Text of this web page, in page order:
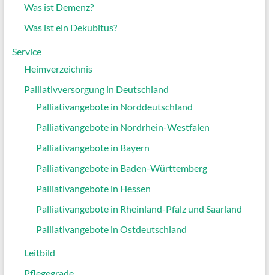
Was ist Demenz?
Was ist ein Dekubitus?
Service
Heimverzeichnis
Palliativversorgung in Deutschland
Palliativangebote in Norddeutschland
Palliativangebote in Nordrhein-Westfalen
Palliativangebote in Bayern
Palliativangebote in Baden-Württemberg
Palliativangebote in Hessen
Palliativangebote in Rheinland-Pfalz und Saarland
Palliativangebote in Ostdeutschland
Leitbild